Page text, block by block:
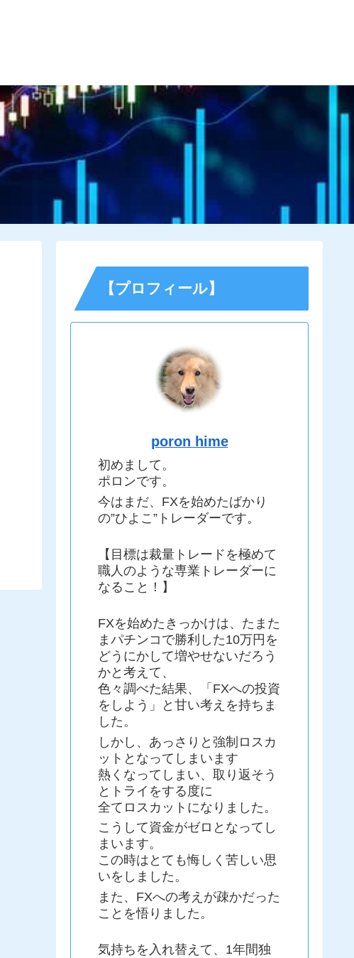
【プロフィール】
poron hime
初めまして。
ポロンです。
今はまだ、FXを始めたばかり
の”ひよこ”トレーダーです。
【目標は裁量トレードを極めて
職人のような専業トレーダーに
なること！】
FXを始めたきっかけは、たまた
まパチンコで勝利した10万円を
どうにかして増やせないだろう
かと考えて、
色々調べた結果、「FXへの投資
をしよう」と甘い考えを持ちま
した。
しかし、あっさりと強制ロスカ
ットとなってしまいます
熱くなってしまい、取り返そう
とトライをする度に
全てロスカットになりました。
こうして資金がゼロとなってし
まいます。
この時はとても悔しく苦しい思
いをしました。
また、FXへの考えが疎かだった
ことを悟りました。
気持ちを入れ替えて、1年間独